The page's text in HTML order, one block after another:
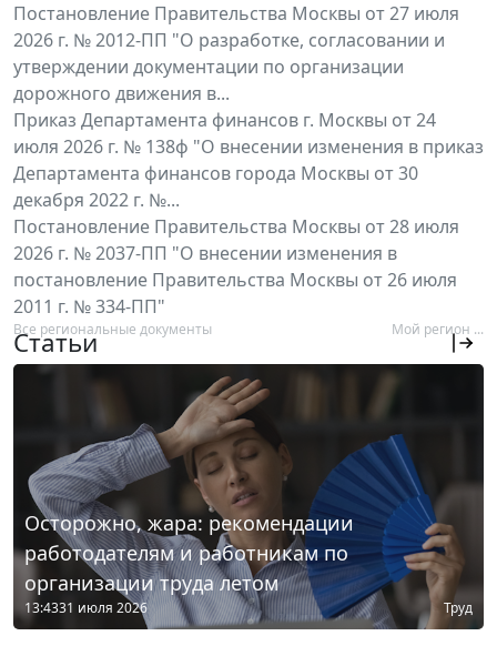
Постановление Правительства Москвы от 27 июля
2026 г. № 2012-ПП "О разработке, согласовании и
утверждении документации по организации
дорожного движения в...
Приказ Департамента финансов г. Москвы от 24
июля 2026 г. № 138ф "О внесении изменения в приказ
Департамента финансов города Москвы от 30
декабря 2022 г. №...
Постановление Правительства Москвы от 28 июля
2026 г. № 2037-ПП "О внесении изменения в
постановление Правительства Москвы от 26 июля
2011 г. № 334-ПП"
Все региональные документы Мой регион ...
Статьи
Осторожно, жара: рекомендации
работодателям и работникам по
организации труда летом
13:4331 июля 2026 Труд